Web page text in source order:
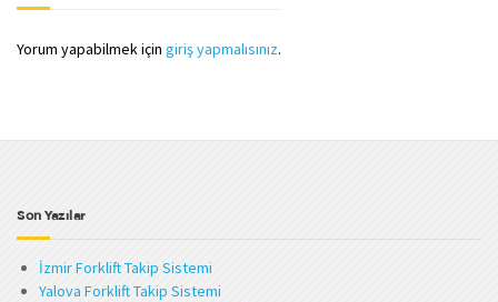
Yorum yapabilmek için giriş yapmalısınız.
Son Yazılar
İzmir Forklift Takip Sistemi
Yalova Forklift Takip Sistemi